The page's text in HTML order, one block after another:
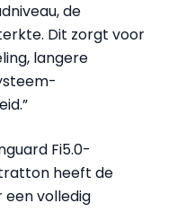
de
Dit zorgt voor
langere
Fi5.0-
heeft de
volledig